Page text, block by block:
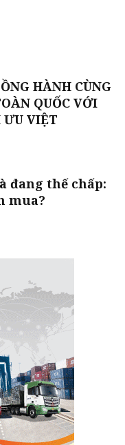
HÀNH CÙNG
QUỐC VỚI
ƯU VIỆT
đang thế chấp:
mua?